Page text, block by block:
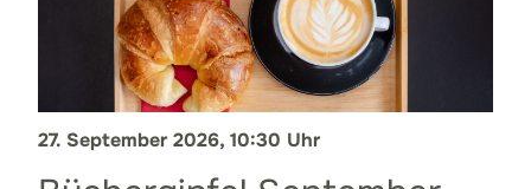
27. September 2026, 10:30 Uhr